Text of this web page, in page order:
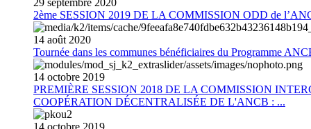
2ème SESSION 2019 DE LA COMMISSION ODD de
14 août 2020
Tournée dans les communes bénéficiaires du Programme
14 octobre 2019
PREMIÈRE SESSION 2018 DE LA COMMISSION
COOPÉRATION DÉCENTRALISÉE DE L'ANCB : ...
14 octobre 2019